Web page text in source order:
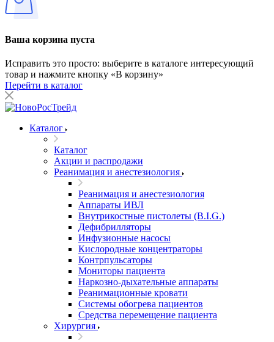
Ваша корзина пуста
Исправить это просто: выберите в каталоге интересующий
товар и нажмите кнопку «В корзину»
Перейти в каталог
Каталог
Каталог
Акции и распродажи
Реанимация и анестезиология
Реанимация и анестезиология
Аппараты ИВЛ
Внутрикостные пистолеты (B.I.G.)
Дефибрилляторы
Инфузионные насосы
Кислородные концентраторы
Контрпульсаторы
Мониторы пациента
Наркозно-дыхательные аппараты
Реанимационные кровати
Системы обогрева пациентов
Средства перемещение пациента
Хирургия